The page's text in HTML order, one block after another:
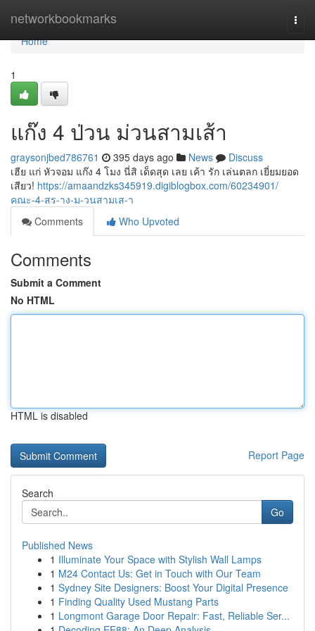
networkbookmarks
Home
Home
1
แก๊ง 4 ป่วน ม่วนสามเส้า
graysonjbed786761 395 days ago News
Discuss
เฮีย แก่ หัวจอม แก๊ง 4 โมง นี่สิ เด็ดสุด เลย เค้า รัก เล่นตลก เยี่ยมยอด
เสียว! https://amaandzks345919.digiblogbox.com/60234901/
คณะ-4-สร-าง-ม-วนสามเส-า
Comments
Who Upvoted
Comments
Submit a Comment
No HTML
HTML is disabled
Report Page
Search
Go
Published News
1 Illuminate Your Space with Stylish Wall Lamps
1 M24 Contact Us: Get in Touch with Our Team
1 Sydney Site Designers: Boost Your Digital Presence
1 Finding Quality Used Mustang Parts
1 Longmont Garage Door Repair: Fast, Reliable Ser...